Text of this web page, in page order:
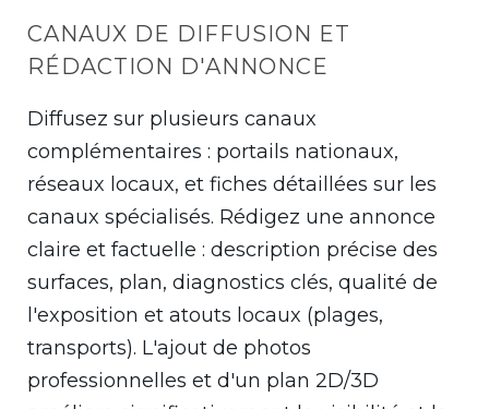
CANAUX DE DIFFUSION ET
RÉDACTION D'ANNONCE
Diffusez sur plusieurs canaux
complémentaires : portails nationaux,
réseaux locaux, et fiches détaillées sur les
canaux spécialisés. Rédigez une annonce
claire et factuelle : description précise des
surfaces, plan, diagnostics clés, qualité de
l'exposition et atouts locaux (plages,
transports). L'ajout de photos
professionnelles et d'un plan 2D/3D